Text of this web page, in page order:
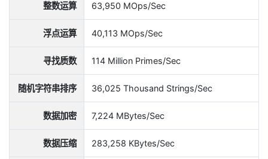
整数运算 63,950 MOps/Sec
浮点运算 40,113 MOps/Sec
寻找质数 114 Million Primes/Sec
随机字符串排序 36,025 Thousand Strings/Sec
数据加密 7,224 MBytes/Sec
数据压缩 283,258 KBytes/Sec